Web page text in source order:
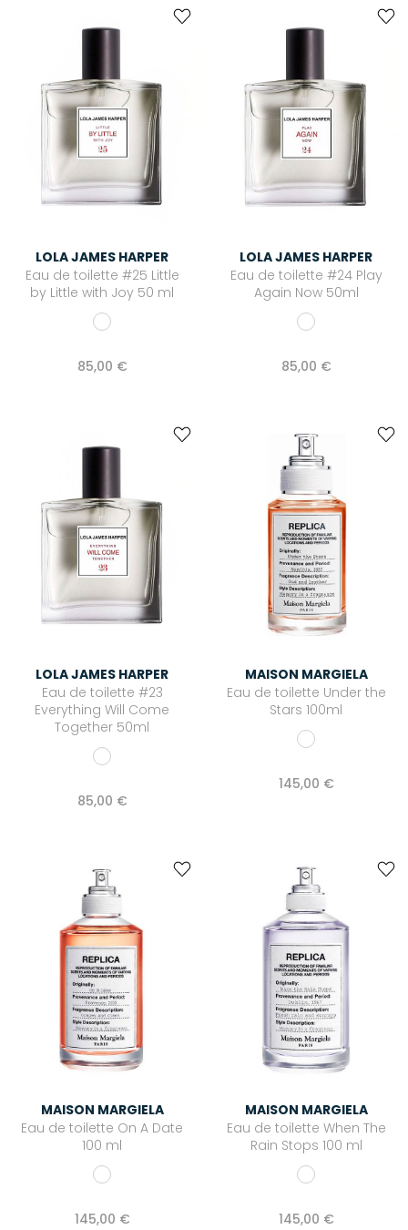
LOLA JAMES HARPER
Eau de toilette #25 Little
by Little with Joy 50 ml
85,00 €
LOLA JAMES HARPER
Eau de toilette #24 Play
Again Now 50ml
85,00 €
LOLA JAMES HARPER
Eau de toilette #23
Everything Will Come
Together 50ml
85,00 €
MAISON MARGIELA
Eau de toilette Under the
Stars 100ml
145,00 €
MAISON MARGIELA
Eau de toilette On A Date
100 ml
145,00 €
MAISON MARGIELA
Eau de toilette When The
Rain Stops 100 ml
145,00 €